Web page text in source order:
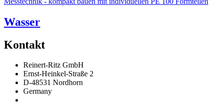
Wasser
Kontakt
Reinert-Ritz GmbH
Ernst-Heinkel-Straße 2
D-48531 Nordhorn
Germany